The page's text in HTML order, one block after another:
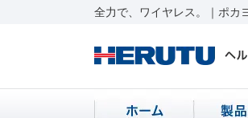
全力で、ワイヤレス。｜ポカ